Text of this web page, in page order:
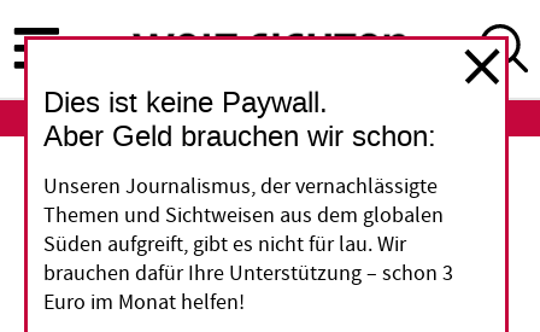
zum
Inhalt
ABO
Europas Agrarexporte
Wir schaden Afrikas
Bauern!
Dies ist keine Paywall.
Aber Geld brauchen wir schon:
Unseren Journalismus, der vernachlässigte
Themen und Sichtweisen aus dem globalen
Süden aufgreift, gibt es nicht für lau. Wir
brauchen dafür Ihre Unterstützung – schon 3
Euro im Monat helfen!